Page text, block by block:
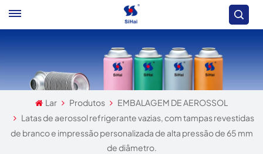
Lar Produtos
EMBALAGEM DE AEROSSOL
Latas de aerossol refrigerante vazias, com tampas revestidas
de branco e impressão personalizada de alta pressão de 65 mm
de diâmetro.